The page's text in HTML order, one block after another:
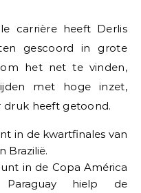
carrière heeft Derlis
gescoord in grote
het net te vinden,
met hoge inzet,
druk heeft getoond.
in de kwartfinales van
Brazilië.
in de Copa América
Paraguay hielp de